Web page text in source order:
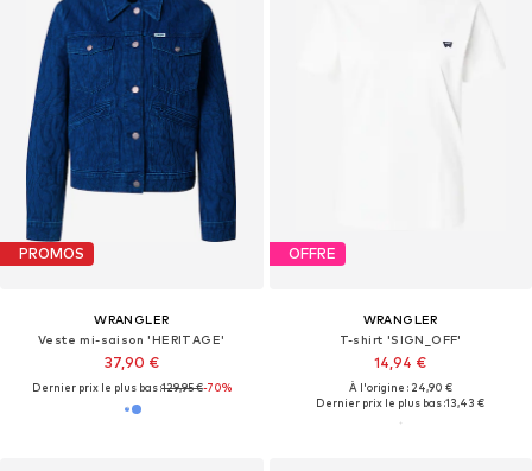
PROMOS
WRANGLER
Veste mi-saison 'HERITAGE'
37,90 €
Dernier prix le plus bas :129,95 €-70%
OFFRE
WRANGLER
T-shirt 'SIGN_OFF'
14,94 €
À l'origine : 24,90 €
Dernier prix le plus bas :13,43 €